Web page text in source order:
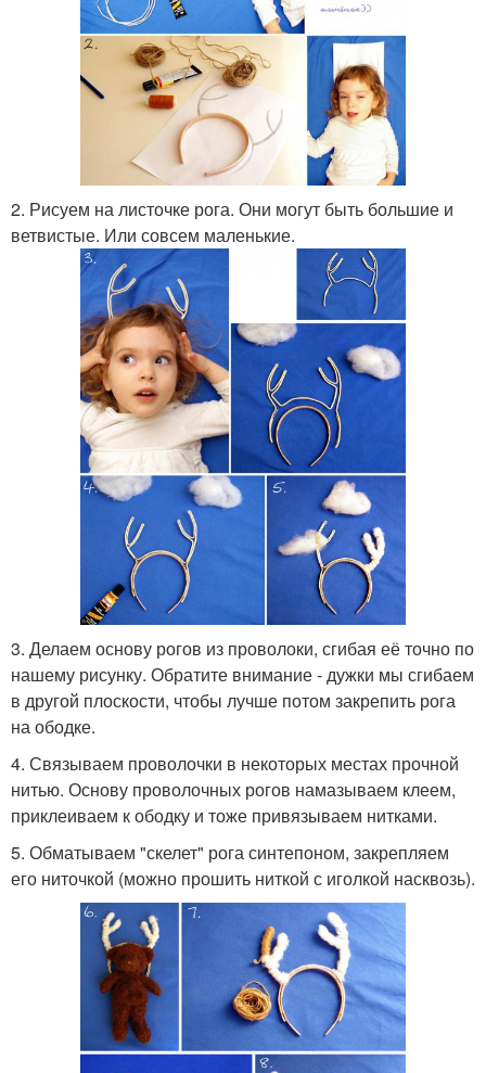
2. Рисуем на листочке рога. Они могут быть большие и
ветвистые. Или совсем маленькие.
3. Делаем основу рогов из проволоки, сгибая её точно по
нашему рисунку. Обратите внимание - дужки мы сгибаем
в другой плоскости, чтобы лучше потом закрепить рога
на ободке.
4. Связываем проволочки в некоторых местах прочной
нитью. Основу проволочных рогов намазываем клеем,
приклеиваем к ободку и тоже привязываем нитками.
5. Обматываем "скелет" рога синтепоном, закрепляем
его ниточкой (можно прошить ниткой с иголкой насквозь).